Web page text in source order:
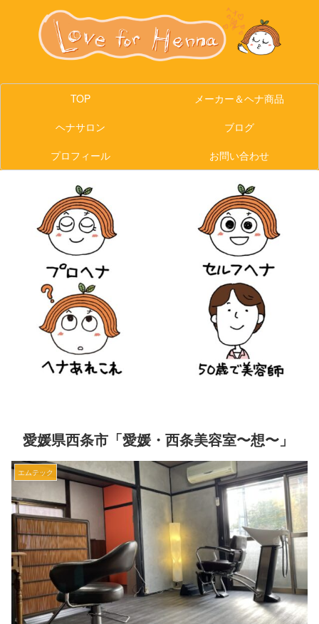
TOP
メーカー＆ヘナ商品
ヘナサロン
ブログ
プロフィール
お問い合わせ
愛媛県西条市「愛媛・西条美容室〜想〜」
エムテック